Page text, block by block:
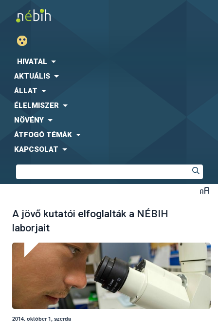
HIVATAL
AKTUÁLIS
ÁLLAT
ÉLELMISZER
NÖVÉNY
ÁTFOGÓ TÉMÁK
KAPCSOLAT
A jövő kutatói elfoglalták a NÉBIH
laborjait
2014. október 1, szerda